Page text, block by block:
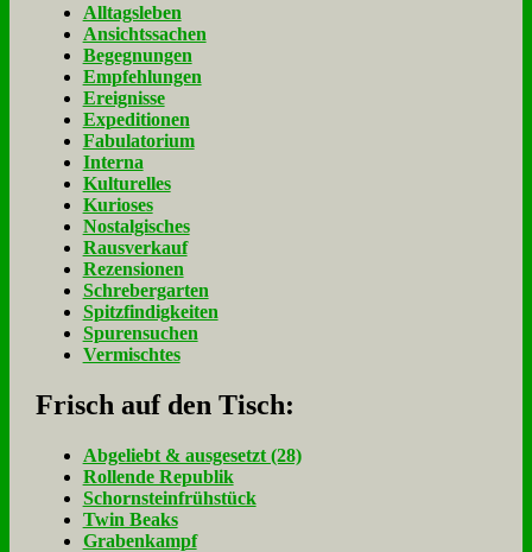
Alltagsleben
Ansichtssachen
Begegnungen
Empfehlungen
Ereignisse
Expeditionen
Fabulatorium
Interna
Kulturelles
Kurioses
Nostalgisches
Rausverkauf
Rezensionen
Schrebergarten
Spitzfindigkeiten
Spurensuchen
Vermischtes
Frisch auf den Tisch:
Ab­ge­liebt & aus­ge­setzt (28)
Rol­len­de Re­pu­blik
Schorn­stein­früh­stück
Twin Beaks
Gra­ben­kampf